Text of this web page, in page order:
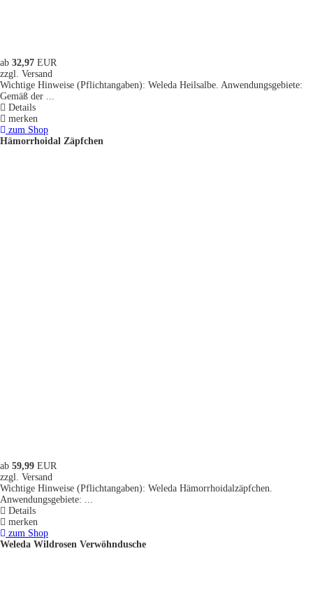
ab 32,97 EUR
zzgl. Versand
Wichtige Hinweise (Pflichtangaben): Weleda Heilsalbe. Anwendungsgebiete:
Gemäß der ...
Details
merken
zum Shop
Hämorrhoidal Zäpfchen
ab 59,99 EUR
zzgl. Versand
Wichtige Hinweise (Pflichtangaben): Weleda Hämorrhoidalzäpfchen.
Anwendungsgebiete: ...
Details
merken
zum Shop
Weleda Wildrosen Verwöhndusche